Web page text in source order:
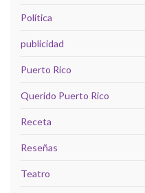
Política
publicidad
Puerto Rico
Querido Puerto Rico
Receta
Reseñas
Teatro